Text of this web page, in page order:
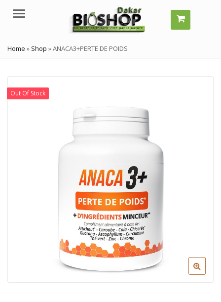
Menu
Home » Shop »ANACA3+PERTE DE POIDS
Out Of Stock